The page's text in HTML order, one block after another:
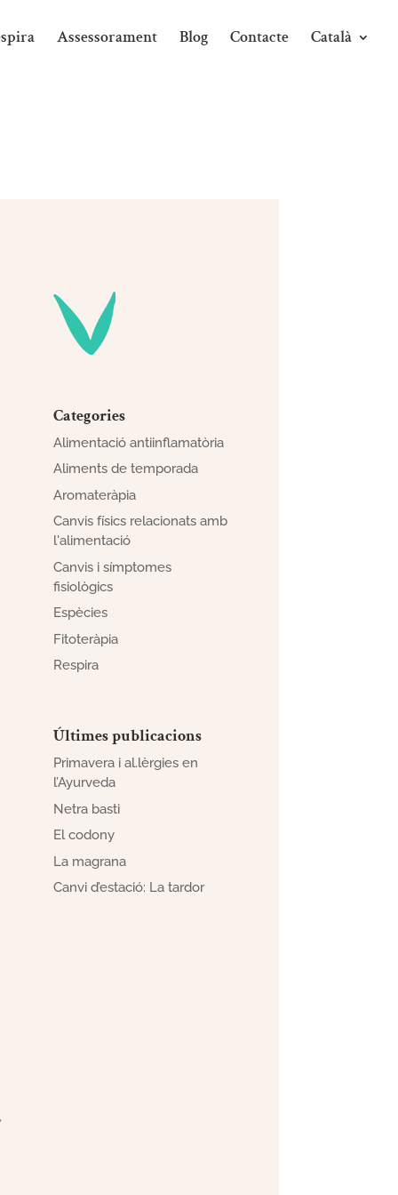
Assessorament Blog Contacte Català
Categories
Alimentació antiinflamatòria
Aliments de temporada
Aromateràpia
Canvis físics relacionats amb
l'alimentació
Canvis i símptomes
fisiològics
Espècies
Fitoteràpia
Respira
Últimes publicacions
Primavera i al.lèrgies en
l’Ayurveda
Netra basti
El codony
La magrana
Canvi d’estació: La tardor